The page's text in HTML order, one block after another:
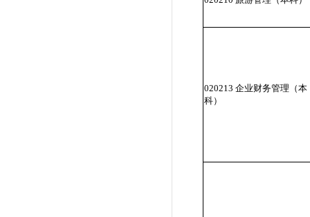
020213 企业财务管理（本
科）